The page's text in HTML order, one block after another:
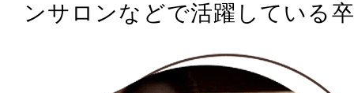
ンサロンなどで活躍している